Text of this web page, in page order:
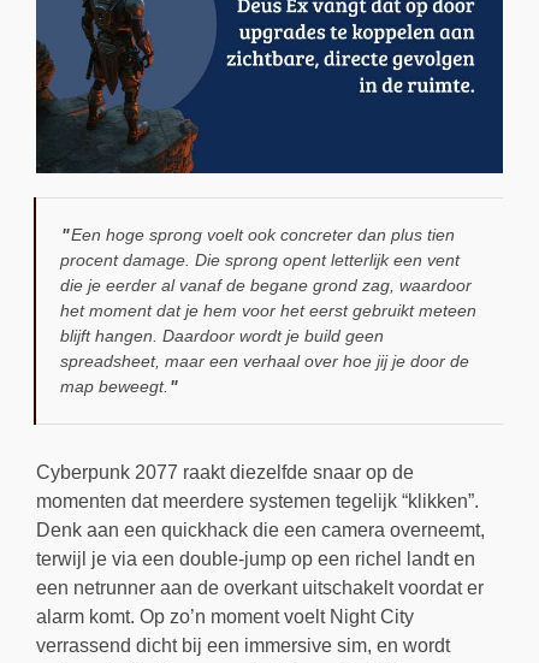
Een hoge sprong voelt ook concreter dan plus tien
procent damage. Die sprong opent letterlijk een vent
die je eerder al vanaf de begane grond zag, waardoor
het moment dat je hem voor het eerst gebruikt meteen
blijft hangen. Daardoor wordt je build geen
spreadsheet, maar een verhaal over hoe jij je door de
map beweegt.
Cyberpunk 2077 raakt diezelfde snaar op de
momenten dat meerdere systemen tegelijk “klikken”.
Denk aan een quickhack die een camera overneemt,
terwijl je via een double-jump op een richel landt en
een netrunner aan de overkant uitschakelt voordat er
alarm komt. Op zo’n moment voelt Night City
verrassend dicht bij een immersive sim, en wordt